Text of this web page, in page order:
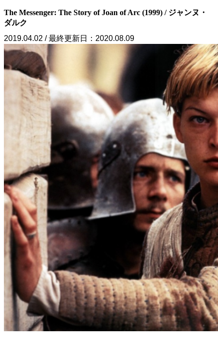
The Messenger: The Story of Joan of Arc (1999) / ジャンヌ・
ダルク
2019.04.02 / 最終更新日：2020.08.09